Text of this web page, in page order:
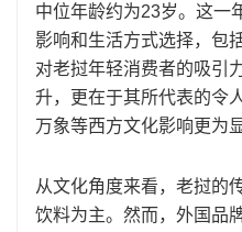
中位年龄约为23岁。这一
影响和生活方式选择，包
对老挝年轻消费者的吸引
升，更在于其所代表的令
万象等西方文化影响更为
从文化角度来看，老挝的
饮料为主。然而，外国品